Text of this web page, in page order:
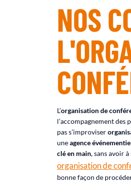
NOS
L’organisation de
l’accompagnement
pas s’improviser
uneagence
clé en main, sans avoir
organisation de
bonne façon de